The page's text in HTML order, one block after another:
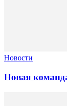
Новости
Новая